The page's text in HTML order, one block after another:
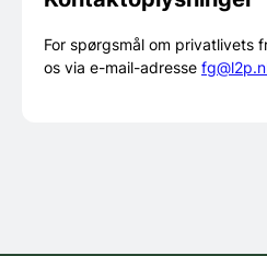
For spørgsmål om privatlivets
os via e-mail-adresse